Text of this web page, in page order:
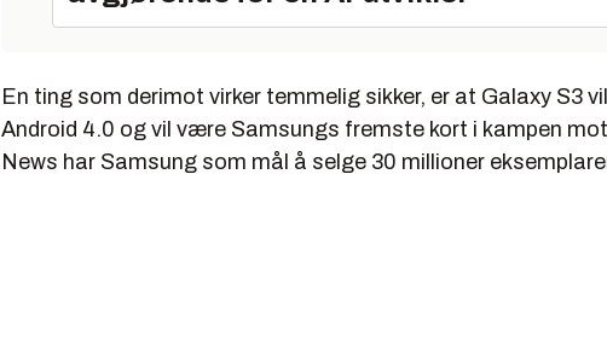
En ting som derimot virker temmelig sikker, er at Galaxy S3
Android 4.0 og vil være Samsungs fremste kort i kampen
News har Samsung som mål å selge 30 millioner